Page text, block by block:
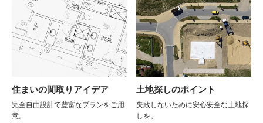
住まいの間取りアイデア
完全自由設計で豊富なプランをご用
意。
土地探しのポイント
失敗しないために安心安全な土地探
しを。